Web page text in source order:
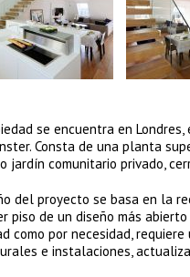
se encuentra en
Consta de una planta
jardín comunitario privado,
del proyecto se basa en la
piso de un diseño más
como por necesidad,
e instalaciones,